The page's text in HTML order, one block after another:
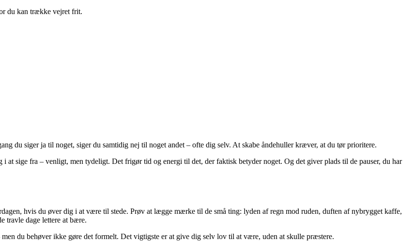
du kan trække vejret frit.
du siger ja til noget, siger du samtidig nej til noget andet – ofte dig selv. At skabe åndehuller kræver, at du tør prioritere.
i at sige fra – venligt, men tydeligt. Det frigør tid og energi til det, der faktisk betyder noget. Og det giver plads til de pauser, du har
hvis du øver dig i at være til stede. Prøv at lægge mærke til de små ting: lyden af regn mod ruden, duften af nybrygget kaffe,
travle dage lettere at bære.
du behøver ikke gøre det formelt. Det vigtigste er at give dig selv lov til at være, uden at skulle præstere.